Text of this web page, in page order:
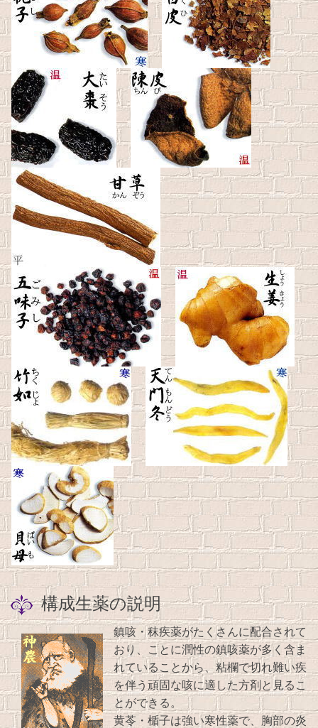
構成生薬の説明
鎮咳・秣疾薬がたくさんに配合されて
おり、ことに潤性の鎮咳薬が多く含ま
れていることから、粘欄で切れ難い疾
を伴う頑固な咳に適した方剤と見るこ
とができる。
黄苓・楯子は強い寒性薬で、胸部の炎